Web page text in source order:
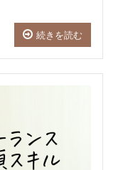
続きを読む